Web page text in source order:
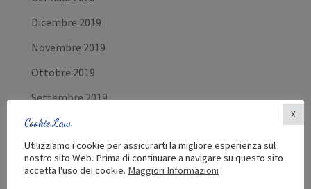
Dicembre 2019
Novembre 2019
Ottobre 2019
Settembre 2019
Luglio 2019
Febbraio 2019
Dicembre 2018
Cookie Law
Utilizziamo i cookie per assicurarti la migliore esperienza sul
nostro sito Web. Prima di continuare a navigare su questo sito
accetta l'uso dei cookie. Maggiori Informazioni
X